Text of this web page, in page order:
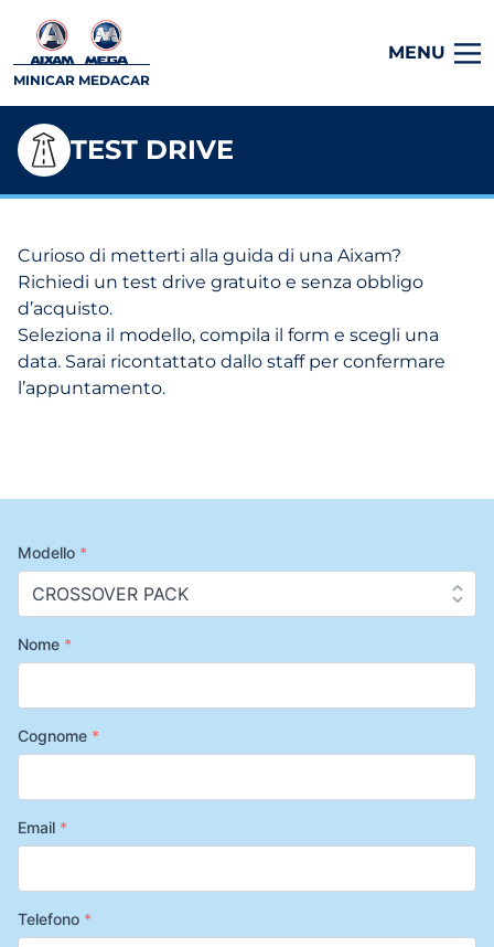
MINICAR MEDACAR
MENU
TEST DRIVE
Curioso di metterti alla guida di una Aixam?
Richiedi un test drive gratuito e senza obbligo
d’acquisto.
Seleziona il modello, compila il form e scegli una
data. Sarai ricontattato dallo staff per confermare
l’appuntamento.
Modello *
Nome *
Cognome *
Email *
Telefono *